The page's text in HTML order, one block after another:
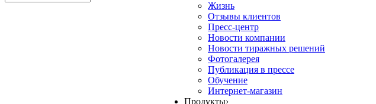
Жизнь
Отзывы клиентов
Пресс-центр
Новости компании
Новости тиражных решений
Фотогалерея
Публикация в прессе
Обучение
Интернет-магазин
Продукты›